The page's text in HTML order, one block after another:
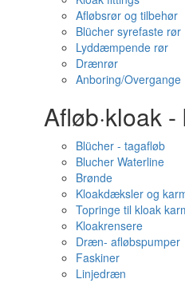
Afløbsrør og tilbehør
Blücher syrefaste rør
Lyddæmpende rør
Drænrør
Anboring/Overgange
Afløb·kloak
Blücher - tagafløb
Blucher Waterline
Brønde
Kloakdæksler og
Topringe til kloak
Kloakrensere
Dræn- afløbspumper
Faskiner
Linjedræn